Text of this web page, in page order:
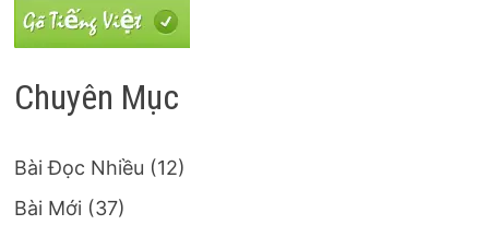
Chuyên Mục
Bài Đọc Nhiều (12)
Bài Mới (37)